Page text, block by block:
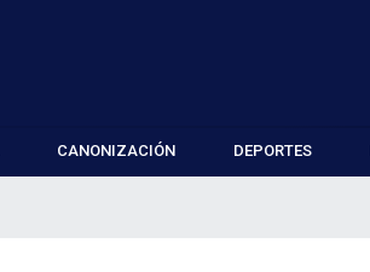
CANONIZACIÓN DEPORTES